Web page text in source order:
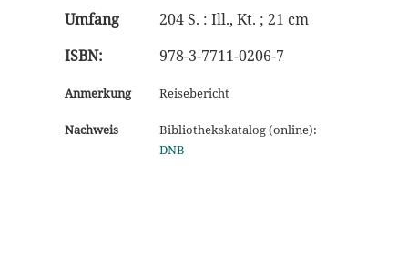
Umfang
204 S. : Ill., Kt. ; 21 cm
ISBN:
978-3-7711-0206-7
Anmerkung Reisebericht
Nachweis
Bibliothekskatalog (online):
DNB